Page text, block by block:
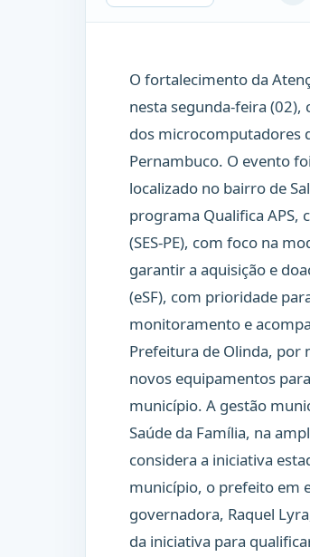
O fortalecimento da
nesta segunda-feira
dos microcomputadores
Pernambuco. O evento
localizado no bairro de
programa Qualifica APS,
(SES-PE), com foco na
garantir a aquisição e
(eSF), com prioridade
monitoramento e
Prefeitura de Olinda, por
novos equipamentos
município. A gestão
Saúde da Família, na
considera a iniciativa
município, o prefeito em
governadora, Raquel
da iniciativa para